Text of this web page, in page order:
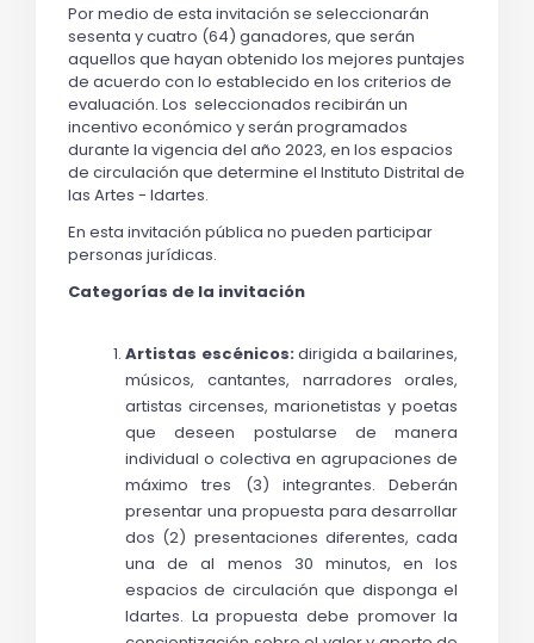
Por medio de esta invitación se seleccionarán
sesenta y cuatro (64) ganadores, que serán
aquellos que hayan obtenido los mejores puntajes
de acuerdo con lo establecido en los criterios de
evaluación. Los  seleccionados recibirán un
incentivo económico y serán programados
durante la vigencia del año 2023, en los espacios
de circulación que determine el Instituto Distrital de
las Artes - Idartes.
En esta invitación pública no pueden participar
personas jurídicas.
Categorías de la invitación
Artistas escénicos: dirigida a bailarines,
músicos, cantantes, narradores orales,
artistas circenses, marionetistas y poetas
que deseen postularse de manera
individual o colectiva en agrupaciones de
máximo tres (3) integrantes. Deberán
presentar una propuesta para desarrollar
dos (2) presentaciones diferentes, cada
una de al menos 30 minutos, en los
espacios de circulación que disponga el
Idartes. La propuesta debe promover la